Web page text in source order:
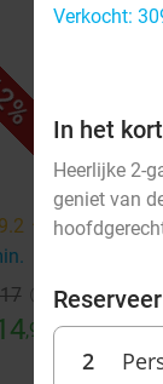
9.2 star
,95
de
Vandaag
Verkocht:
In het kort
Heerlijke 2-
geniet van
2